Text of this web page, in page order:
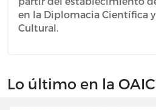
en la Diplomacia Científica
Cultural.
Lo último en la